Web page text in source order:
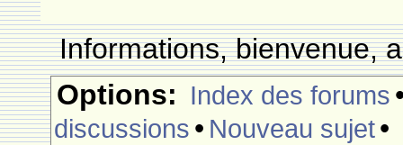
Informations, bienvenue,
Options: Index des forums
discussions • Nouveau sujet•